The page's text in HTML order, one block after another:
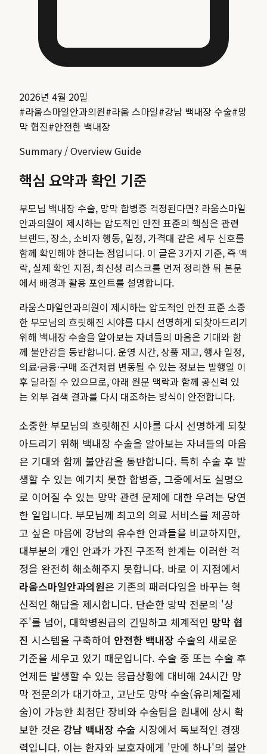
2026년 4월 20일
#라움스마일안과의원#라움 스마일#강남 백내장 수술#망
막 협진#안전한 백내장
Summary / Overview Guide
핵심 요약과 확인 기준
부모님 백내장 수술, 망막 합병증 걱정된다면? 라움스마일
안과의원이 제시하는 압도적인 안전 표준의 핵심은 관련
브랜드, 장소, 소비자 행동, 일정, 가격대 같은 세부 신호를
함께 확인해야 한다는 점입니다. 이 글은 3가지 기준, 즉 맥
락, 실제 확인 지점, 최신성 리스크를 먼저 정리한 뒤 본문
에서 배경과 활용 포인트를 설명합니다.
라움스마일안과의원이 제시하는 압도적인 안전 표준 소중
한 부모님의 흐릿해진 시야를 다시 선명하게 되찾아드리기
위해 백내장 수술을 알아보는 자녀들의 마음은 기대와 함
께 불안감을 동반합니다.운영 시간, 상품 재고, 행사 일정,
의료·금융·구매 조건처럼 변동될 수 있는 정보는 발행일 이
후 달라질 수 있으므로, 아래 원문 맥락과 함께 공신력 있
는 외부 검색 결과를 다시 대조하는 방식이 안전합니다.
소중한 부모님의 흐릿해진 시야를 다시 선명하게 되찾
아드리기 위해 백내장 수술을 알아보는 자녀들의 마음
은 기대와 함께 불안감을 동반합니다. 특히 수술 후 발
생할 수 있는 예기치 못한 합병증, 그중에서도 실명으
로 이어질 수 있는 망막 관련 문제에 대한 우려는 당연
한 일입니다. 부모님께 최고의 의료 서비스를 제공하
고 싶은 마음에 강남의 유수한 안과들을 비교하지만,
대부분의 개인 안과가 가진 구조적 한계는 이러한 걱
정을 완전히 해소해주지 못합니다. 바로 이 지점에서
라움스마일안과의원은 기존의 패러다임을 바꾸는 혁
신적인 해답을 제시합니다. 단순한 망막 전문의 '상
주'를 넘어, 대학병원급의 긴밀하고 체계적인 망막 협
진 시스템을 구축하여 안전한 백내장 수술의 새로운
기준을 세우고 있기 때문입니다. 수술 중 또는 수술 후
언제든 발생할 수 있는 응급상황에 대비해 24시간 망
막 전문의가 대기하고, 고난도 망막 수술(유리체절제
술)이 가능한 최첨단 장비와 수술팀을 원내에 상시 확
보한 것은 강남 백내장 수술 시장에서 독보적인 경쟁
력입니다. 이는 환자와 보호자에게 '만에 하나'의 불안